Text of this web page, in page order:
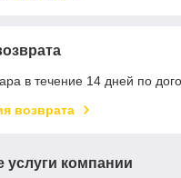
в течение 14 дней по
возврата
услуги компании